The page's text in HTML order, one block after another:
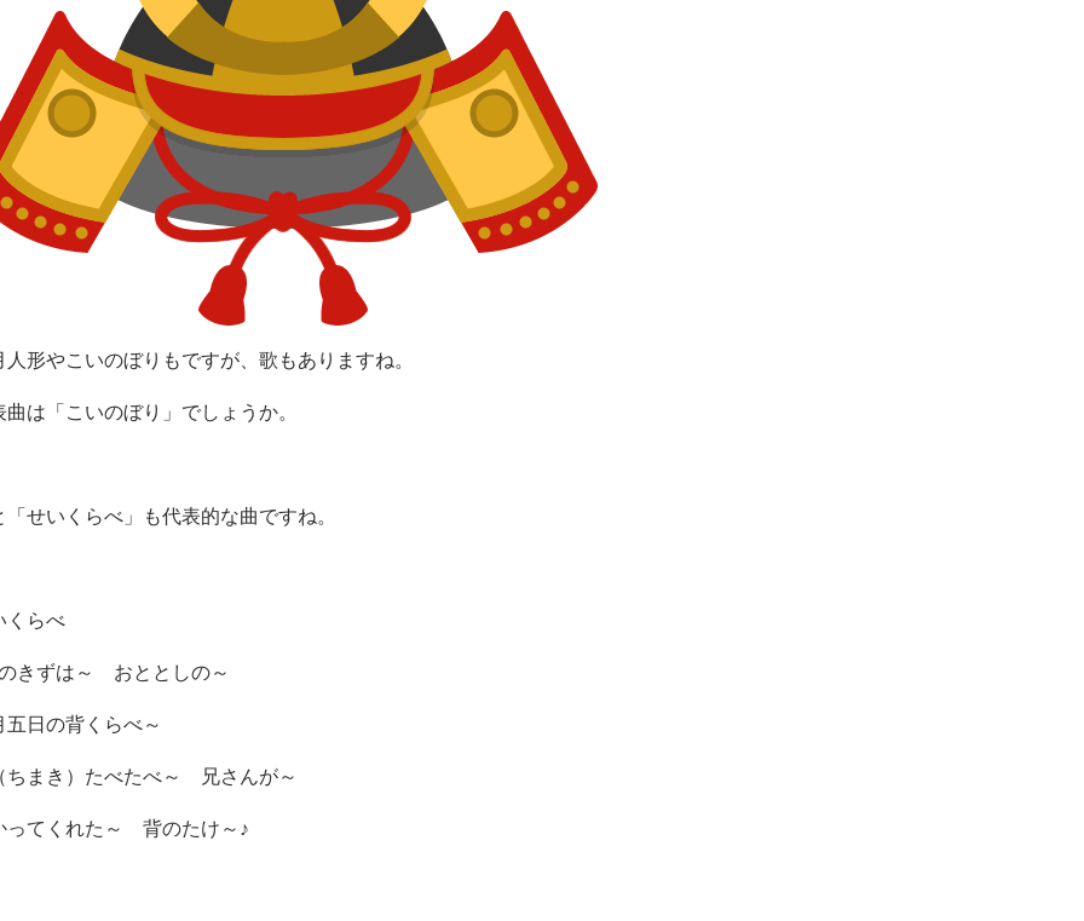
人形やこいのぼりもですが、歌もありますね。
曲は「こいのぼり」でしょうか。
「せいくらべ」も代表的な曲ですね。
くらべ
きずは～ おととしの～
五日の背くらべ～
ちまき）たべたべ～ 兄さんが～
ってくれた～ 背のたけ～♪